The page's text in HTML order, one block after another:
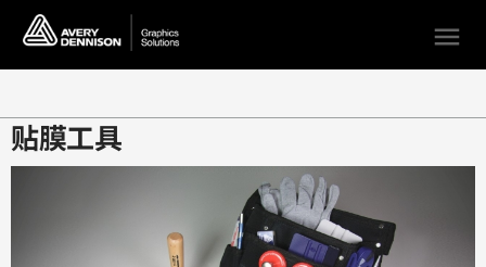
menu
贴膜工具